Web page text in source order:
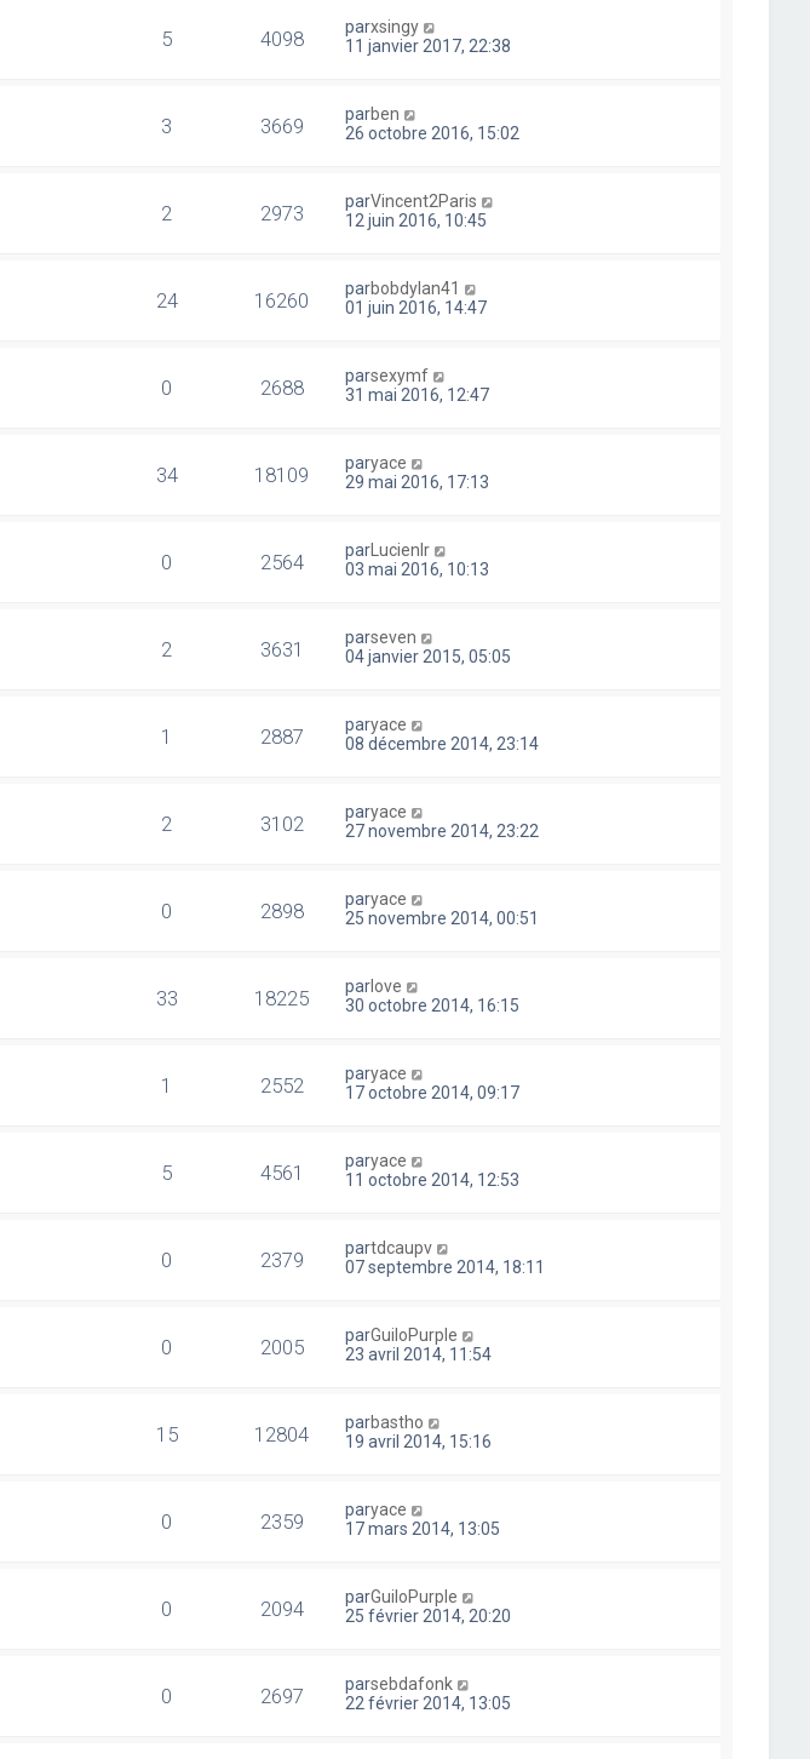
5 4098 parxsingy
11 janvier 2017, 22:38
3 3669 parben
26 octobre 2016, 15:02
2 2973 parVincent2Paris
12 juin 2016, 10:45
24 16260 parbobdylan41
01 juin 2016, 14:47
0 2688 parsexymf
31 mai 2016, 12:47
34 18109 paryace
29 mai 2016, 17:13
0 2564 par Lucienlr
03 mai 2016, 10:13
2 3631 parseven
04 janvier 2015, 05:05
1 2887 paryace
08 décembre 2014, 23:14
2 3102 paryace
27 novembre 2014, 23:22
0 2898 paryace
25 novembre 2014, 00:51
33 18225 parlove
30 octobre 2014, 16:15
1 2552 paryace
17 octobre 2014, 09:17
5 4561 paryace
11 octobre 2014, 12:53
0 2379 partdcaupv
07 septembre 2014, 18:11
0 2005 parGuiloPurple
23 avril 2014, 11:54
15 12804 parbastho
19 avril 2014, 15:16
0 2359 paryace
17 mars 2014, 13:05
0 2094 parGuiloPurple
25 février 2014, 20:20
0 2697 parsebdafonk
22 février 2014, 13:05